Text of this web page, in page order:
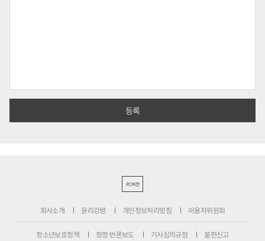
PC버전
회사소개 윤리강령 개인정보처리방침 이용자위원회
청소년보호정책 정정·반론보도 기사심의규정 불편신고